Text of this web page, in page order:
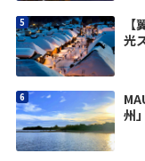
光
州